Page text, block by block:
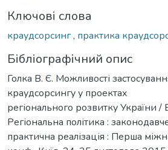
Ключові слова
краудсорсинг, практика
Бібліографічний опис
Голка В. Є. Можливості
краудсорсингу у проектах
регіонального розвитку України /
Регіональна політика :
практична реалізація : Перша